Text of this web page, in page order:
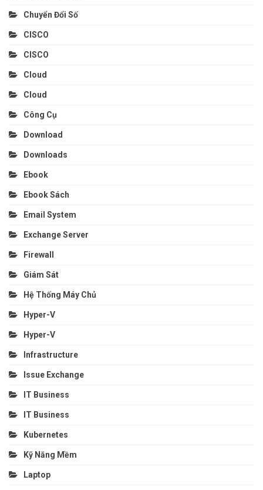
Chuyển Đổi Số
CISCO
CISCO
Cloud
Cloud
Công Cụ
Download
Downloads
Ebook
Ebook Sách
Email System
Exchange Server
Firewall
Giám Sát
Hệ Thống Máy Chủ
Hyper-V
Hyper-V
Infrastructure
Issue Exchange
IT Business
IT Business
Kubernetes
Kỹ Năng Mềm
Laptop